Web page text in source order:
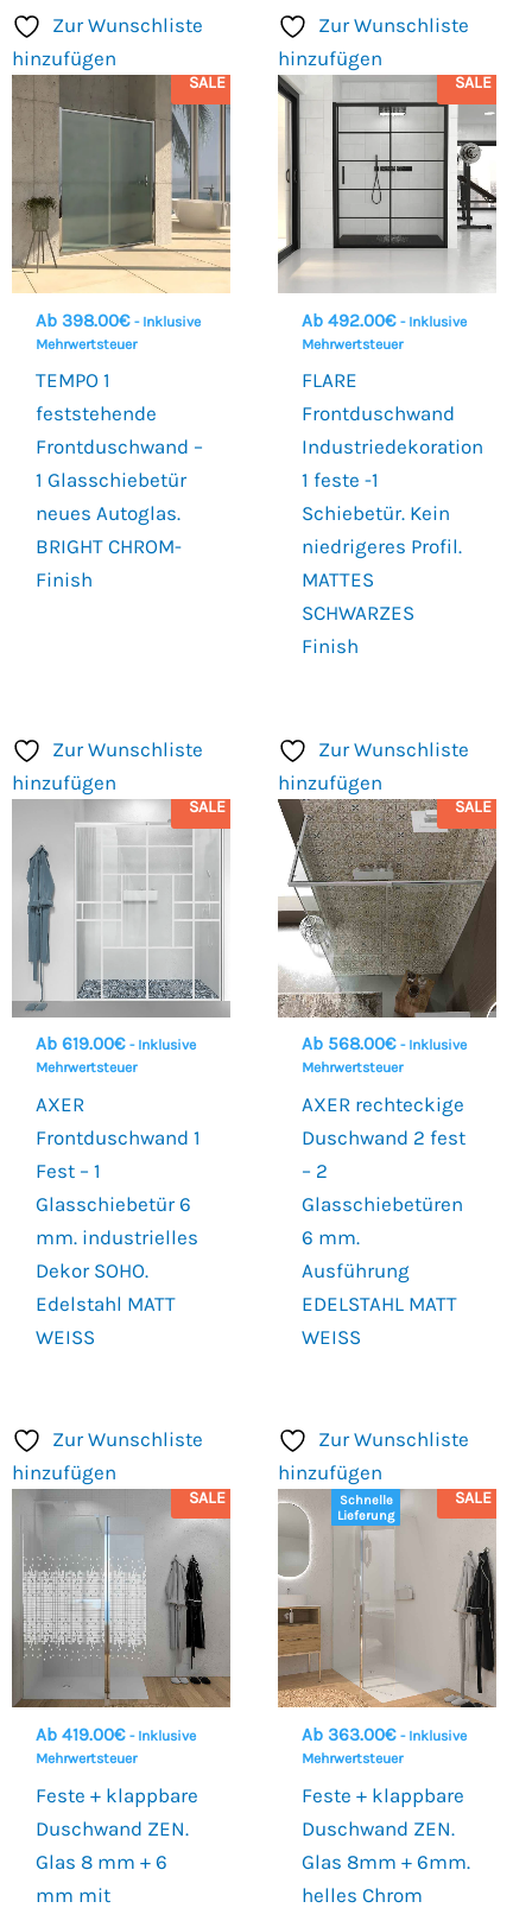
Zur Wunschliste
hinzufügen
SALE
Ab 398.00€ - Inklusive
Mehrwertsteuer
TEMPO 1
feststehende
Frontduschwand –
1 Glasschiebetür
neues Autoglas.
BRIGHT CHROM-
Finish
Zur Wunschliste
hinzufügen
SALE
Ab 492.00€ - Inklusive
Mehrwertsteuer
FLARE
Frontduschwand
Industriedekoration
1 feste -1
Schiebetür. Kein
niedrigeres Profil.
MATTES
SCHWARZES
Finish
Zur Wunschliste
hinzufügen
SALE
Ab 619.00€ - Inklusive
Mehrwertsteuer
AXER
Frontduschwand 1
Fest – 1
Glasschiebetür 6
mm. industrielles
Dekor SOHO.
Edelstahl MATT
WEISS
Zur Wunschliste
hinzufügen
SALE
Ab 568.00€ - Inklusive
Mehrwertsteuer
AXER rechteckige
Duschwand 2 fest
– 2
Glasschiebetüren
6 mm.
Ausführung
EDELSTAHL MATT
WEISS
Zur Wunschliste
hinzufügen
SALE
Ab 419.00€ - Inklusive
Mehrwertsteuer
Feste + klappbare
Duschwand ZEN.
Glas 8 mm + 6
mm mit
Zur Wunschliste
hinzufügen
Schnelle
Lieferung
SALE
Ab 363.00€ - Inklusive
Mehrwertsteuer
Feste + klappbare
Duschwand ZEN.
Glas 8mm + 6mm.
helles Chrom